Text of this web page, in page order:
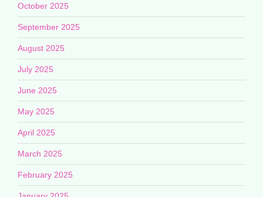
October 2025
September 2025
August 2025
July 2025
June 2025
May 2025
April 2025
March 2025
February 2025